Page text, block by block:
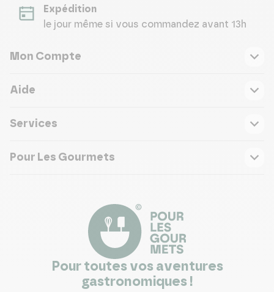
Expédition
le jour même si vous commandez avant 13h
Mon Compte
Aide
Services
Pour Les Gourmets
Pour toutes vos aventures
gastronomiques !